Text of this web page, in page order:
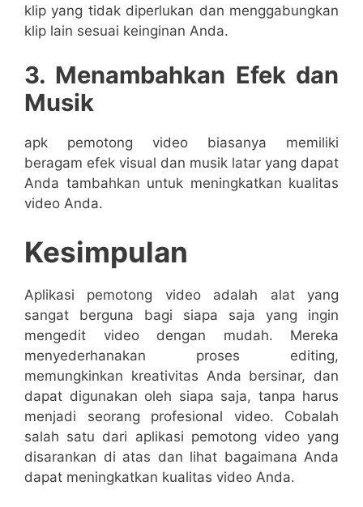
klip yang tidak diperlukan dan menggabungkan
klip lain sesuai keinginan Anda.
3. Menambahkan Efek dan
Musik
apk pemotong video biasanya memiliki
beragam efek visual dan musik latar yang dapat
Anda tambahkan untuk meningkatkan kualitas
video Anda.
Kesimpulan
Aplikasi pemotong video adalah alat yang
sangat berguna bagi siapa saja yang ingin
mengedit video dengan mudah. Mereka
menyederhanakan proses editing,
memungkinkan kreativitas Anda bersinar, dan
dapat digunakan oleh siapa saja, tanpa harus
menjadi seorang profesional video. Cobalah
salah satu dari aplikasi pemotong video yang
disarankan di atas dan lihat bagaimana Anda
dapat meningkatkan kualitas video Anda.